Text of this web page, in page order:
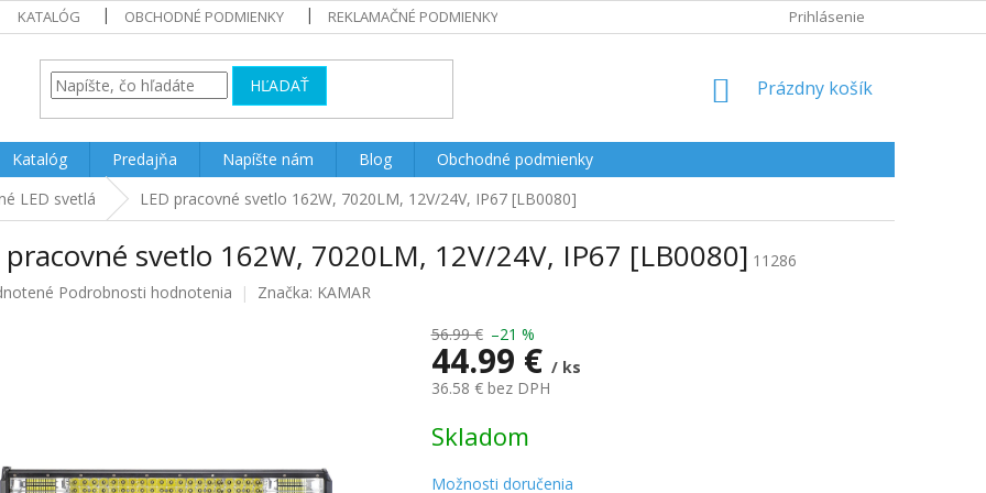
KATALÓG OBCHODNÉ PODMIENKY REKLAMAČNÉ PODMIENKY Prihlásenie
HĽADAŤ
NÁKUPNÝ
Prázdny košík
Katalóg Predajňa Napíšte nám Blog
Obchodné podmienky
LED svetlá LED pracovné svetlo 162W, 7020LM, 12V/24V, IP67 [LB0080]
pracovné svetlo 162W, 7020LM, 12V/24V, IP67 [LB0080] 11286
Podrobnosti hodnotenia Značka: KAMAR
56.99 € –21 %
44.99 € / ks
36.58 € bez DPH
cena:
Skladom
Možnosti doručenia